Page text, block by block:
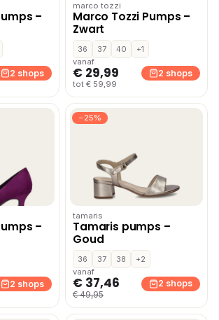
–
2 shops
marco tozzi
Marco Tozzi Pumps –
Zwart
36 37 40
+1
vanaf
€ 29,99
tot € 59,99
2 shops
–
2 shops
−25%
tamaris
Tamaris pumps –
Goud
36 37 38
+2
vanaf
€ 37,46
€ 49,95
2 shops